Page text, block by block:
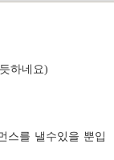
하네요)
스를 낼수있을 뿐입